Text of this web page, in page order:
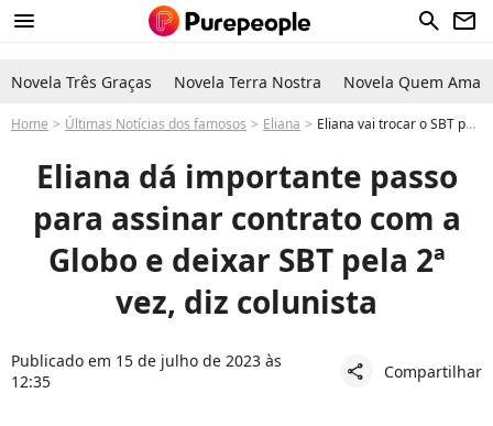
menu search newsletter
Novela Três Graças Novela Terra Nostra Novela Quem Ama
Home Últimas Notícias dos famosos Eliana Eliana vai trocar o SBT pela Globo? Artista consegue algo fundamental para determinar seu futuro na TV
Eliana dá importante passo
para assinar contrato com a
Globo e deixar SBT pela 2ª
vez, diz colunista
Publicado em 15 de julho de 2023 às
12:35
share Compartilhar